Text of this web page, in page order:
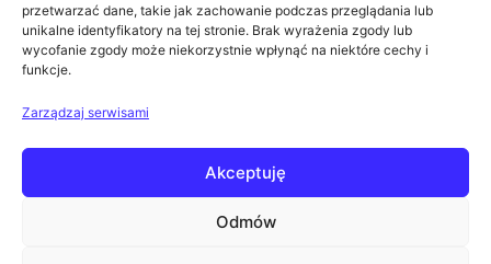
przetwarzać dane, takie jak zachowanie podczas przeglądania lub
unikalne identyfikatory na tej stronie. Brak wyrażenia zgody lub
wycofanie zgody może niekorzystnie wpłynąć na niektóre cechy i
funkcje.
Zarządzaj serwisami
Akceptuję
Odmów
INFORMACJE
Regulaminy